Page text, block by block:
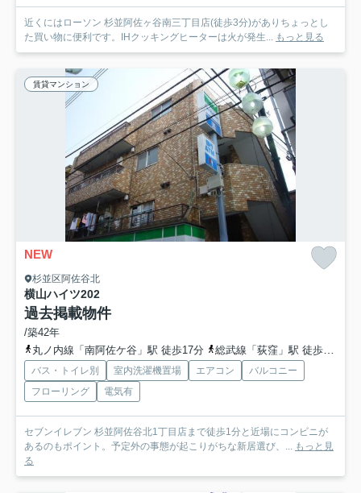
近くにはローソン 杉並阿佐ヶ谷南三丁目店(徒歩3分)がありちょっとし
た買い物に便利です。IHクッキングヒーターは火が発生...
もっと見る
賃貸マンション
NEW
杉並区阿佐谷北
横山ハイツ202
過去掲載物件
/築42年
丸ノ内線「南阿佐ケ谷」駅 徒歩17分
総武線「荻窪」駅 徒歩21分
バス・トイレ別 室内洗濯機置場 エアコン
バルコニー
フローリング
電気有
セブンイレブン 杉並阿佐谷北1丁目店まで徒歩1分と近場にコンビニが
あるのもポイント。予定外の事態が起こりがちな新居選び、...
もっと見
る